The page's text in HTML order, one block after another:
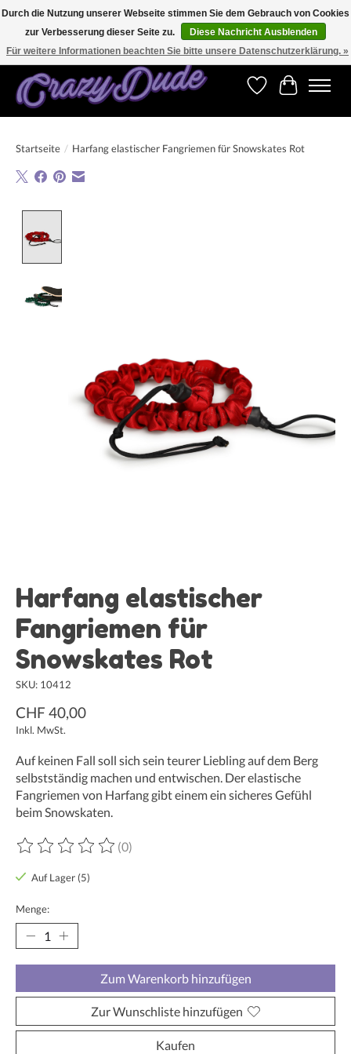
Versandkostenfrei bestellen ab CHF 200.00 in der Schweiz und ab EUR 250.00 in den
meisten Ländern weltweit.
Wunschzettel
Ihr
Startseite / Harfang elastischer Fangriemen für Snowskates Rot
Harfang elastischer
Fangriemen für
Snowskates Rot
SKU: 10412
CHF 40,00
Inkl. MwSt.
Auf keinen Fall soll sich sein teurer Liebling auf dem Berg
selbstständig machen und entwischen. Der elastische
Fangriemen von Harfang gibt einem ein sicheres Gefühl
beim Snowskaten.
Die Bewertung dieses Produkts ist
(0)
Auf Lager (5)
Menge:
Zum Warenkorb hinzufügen
Zur Wunschliste hinzufügen
Kaufen
Durch die Nutzung unserer Webseite stimmen Sie dem Gebrauch von Cookies
zur Verbesserung dieser Seite zu.
Diese Nachricht Ausblenden
Für weitere Informationen beachten Sie bitte unsere Datenschutzerklärung. »